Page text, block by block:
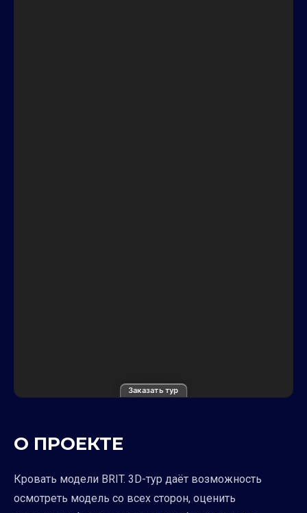
Заказать тур
О ПРОЕКТЕ
Кровать модели BRIT. 3D-тур даёт возможность
осмотреть модель со всех сторон, оценить